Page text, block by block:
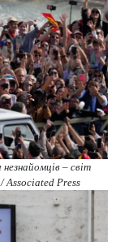
– світ
Associated Press